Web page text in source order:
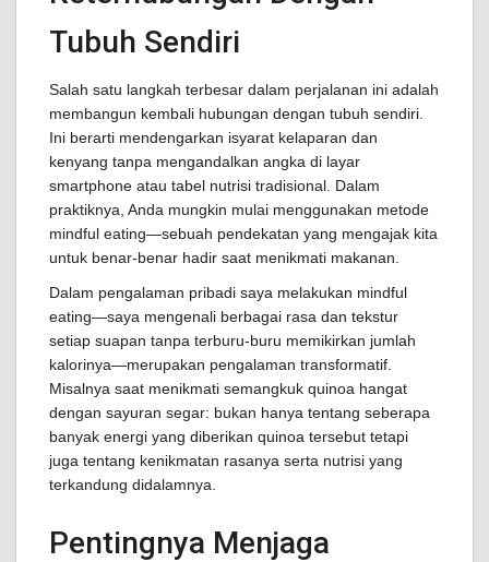
Tubuh Sendiri
Salah satu langkah terbesar dalam perjalanan ini adalah
membangun kembali hubungan dengan tubuh sendiri.
Ini berarti mendengarkan isyarat kelaparan dan
kenyang tanpa mengandalkan angka di layar
smartphone atau tabel nutrisi tradisional. Dalam
praktiknya, Anda mungkin mulai menggunakan metode
mindful eating—sebuah pendekatan yang mengajak kita
untuk benar-benar hadir saat menikmati makanan.
Dalam pengalaman pribadi saya melakukan mindful
eating—saya mengenali berbagai rasa dan tekstur
setiap suapan tanpa terburu-buru memikirkan jumlah
kalorinya—merupakan pengalaman transformatif.
Misalnya saat menikmati semangkuk quinoa hangat
dengan sayuran segar: bukan hanya tentang seberapa
banyak energi yang diberikan quinoa tersebut tetapi
juga tentang kenikmatan rasanya serta nutrisi yang
terkandung didalamnya.
Pentingnya Menjaga